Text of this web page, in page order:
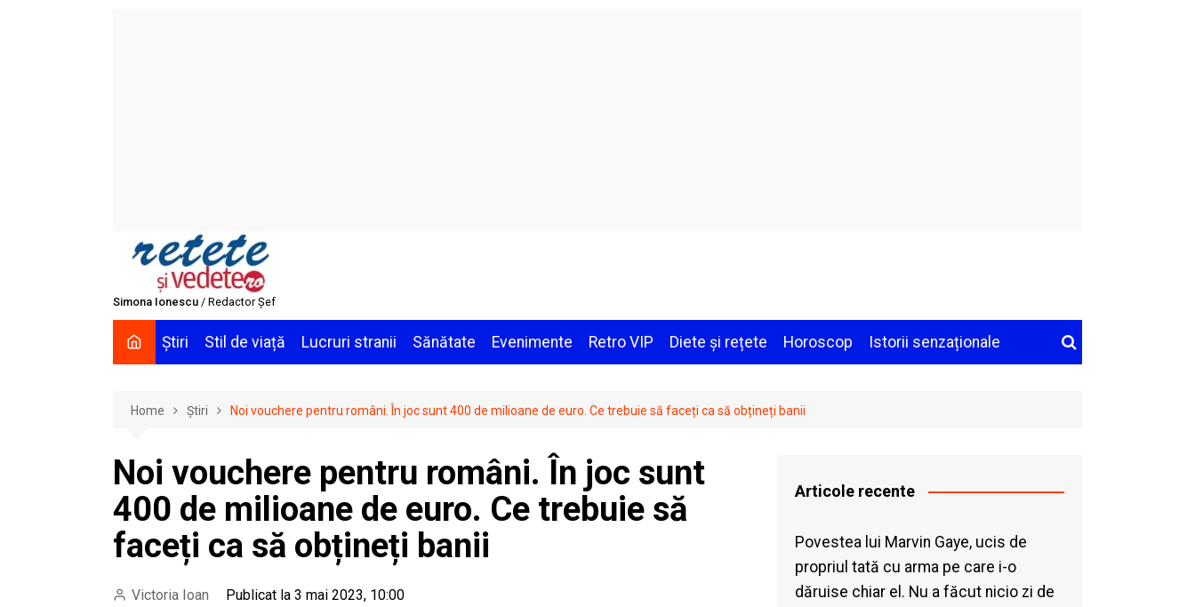
Simona Ionescu / Redactor Șef
Știri Stil de viață Lucruri stranii Sănătate Evenimente Retro VIP Diete și rețete Horoscop Istorii senzaționale
Home Știri Noi vouchere pentru români. În joc sunt 400 de milioane de euro. Ce trebuie să faceți ca să obțineți banii
Noi vouchere pentru români. În joc sunt
400 de milioane de euro. Ce trebuie să
faceți ca să obțineți banii
Victoria Ioan Publicat la 3 mai 2023, 10:00
Articole recente
Povestea lui Marvin Gaye, ucis de
propriul tată cu arma pe care i-o
dăruise chiar el. Nu a făcut nicio zi de